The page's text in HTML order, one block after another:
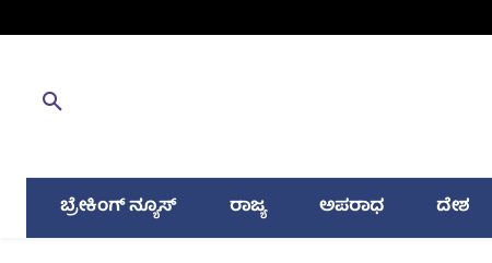
ಬ್ರೇಕಿಂಗ್ ನ್ಯೂಸ್ ರಾಜ್ಯ ಅಪರಾಧ ದೇಶ